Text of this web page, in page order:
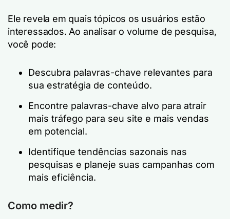
Ele revela em quais tópicos os usuários estão
interessados. Ao analisar o volume de pesquisa,
você pode:
Descubra palavras-chave relevantes para
sua estratégia de conteúdo.
Encontre palavras-chave alvo para atrair
mais tráfego para seu site e mais vendas
em potencial.
Identifique tendências sazonais nas
pesquisas e planeje suas campanhas com
mais eficiência.
Como medir?